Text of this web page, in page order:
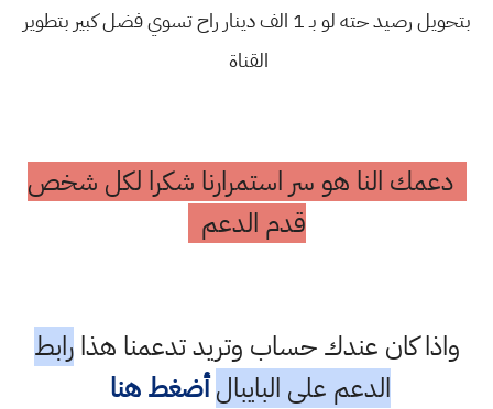
بتحويل رصيد حته لو بـ 1 الف دينار راح تسوي فضل كبير بتطوير
القناة
دعمك النا هو سر استمرارنا شكرا لكل شخص
قدم الدعم
واذا كان عندك حساب وتريد تدعمنا هذارابط
الدعم على البايبال أضغط هنا